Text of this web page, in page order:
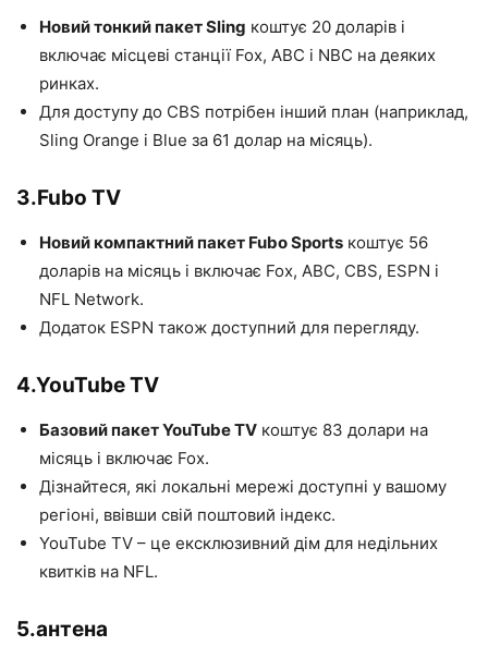
Новий тонкий пакет Sling коштує 20 доларів і
включає місцеві станції Fox, ABC і NBC на деяких
ринках.
Для доступу до CBS потрібен інший план (наприклад,
Sling Orange і Blue за 61 долар на місяць).
3.Fubo TV
Новий компактний пакет Fubo Sports коштує 56
доларів на місяць і включає Fox, ABC, CBS, ESPN і
NFL Network.
Додаток ESPN також доступний для перегляду.
4.YouTube TV
Базовий пакет YouTube TV коштує 83 долари на
місяць і включає Fox.
Дізнайтеся, які локальні мережі доступні у вашому
регіоні, ввівши свій поштовий індекс.
YouTube TV – це ексклюзивний дім для недільних
квитків на NFL.
5.антена